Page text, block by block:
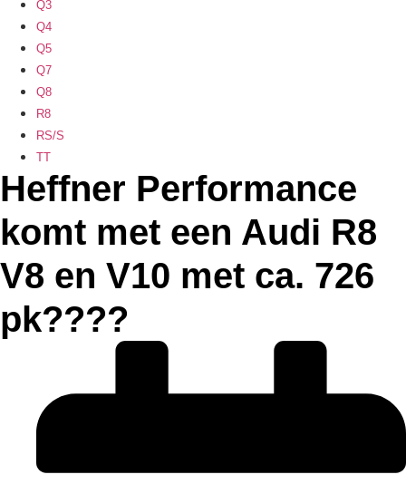
Q3
Q4
Q5
Q7
Q8
R8
RS/S
TT
Heffner Performance
komt met een Audi R8
V8 en V10 met ca. 726
pk????